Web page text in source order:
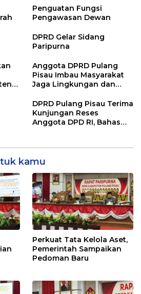
Penguatan Fungsi
Pengawasan Dewan
DPRD Gelar Sidang
Paripurna
Anggota DPRD Pulang
Pisau Imbau Masyarakat
Jaga Lingkungan dan
Gozila
DPRD Pulang Pisau Terima
Kunjungan Reses
Anggota DPD RI, Bahas
kamu
Perkuat Tata Kelola Aset,
Pemerintah Sampaikan
Pedoman Baru